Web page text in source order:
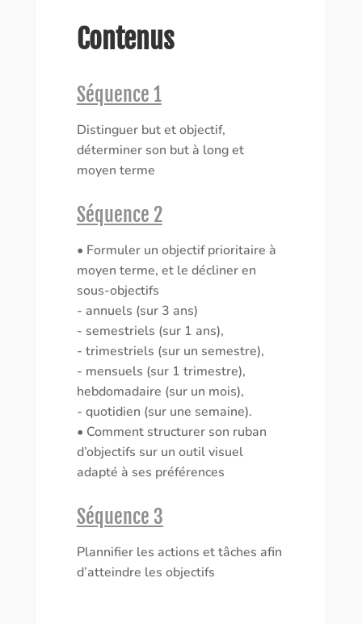
Contenus
Séquence 1
Distinguer but et objectif,
déterminer son but à long et
moyen terme
Séquence 2
• Formuler un objectif prioritaire à
moyen terme, et le décliner en
sous-objectifs
- annuels (sur 3 ans)
- semestriels (sur 1 ans),
- trimestriels (sur un semestre),
- mensuels (sur 1 trimestre),
hebdomadaire (sur un mois),
- quotidien (sur une semaine).
• Comment structurer son ruban
d’objectifs sur un outil visuel
adapté à ses préférences
Séquence 3
Plannifier les actions et tâches afin
d’atteindre les objectifs